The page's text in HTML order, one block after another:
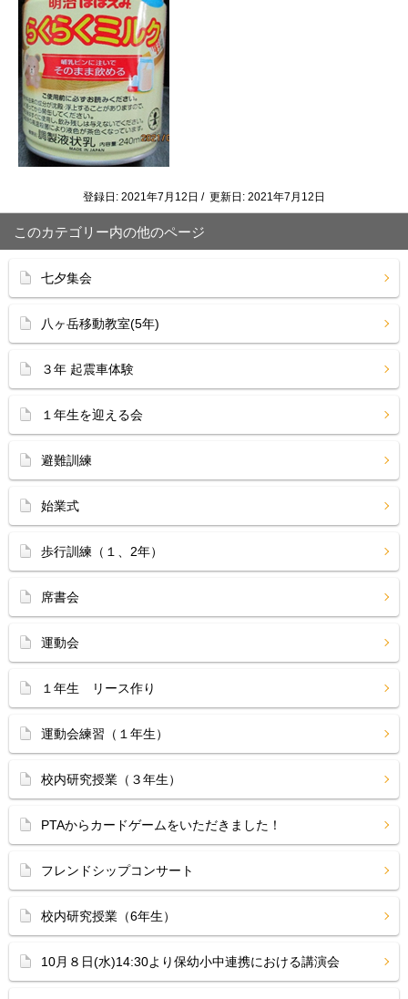
登録日: 2021年7月12日 / 更新日: 2021年7月12日
このカテゴリー内の他のページ
七夕集会
八ヶ岳移動教室(5年)
３年 起震車体験
１年生を迎える会
避難訓練
始業式
歩行訓練（１、2年）
席書会
運動会
１年生 リース作り
運動会練習（１年生）
校内研究授業（３年生）
PTAからカードゲームをいただきました！
フレンドシップコンサート
校内研究授業（6年生）
10月８日(水)14:30より保幼小中連携における講演会